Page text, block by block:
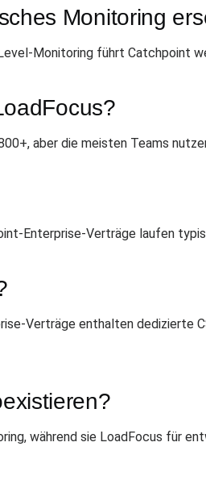
Monitoring
Monitoring führt Catchpoint
aber die meisten Teams
Enterprise-Verträge laufen
Verträge enthalten dedizierte
während sie LoadFocus für